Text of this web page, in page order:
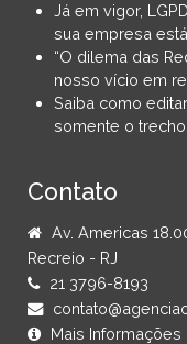
Já em vigor,
sua empresa
“O dilema das
nosso vício em
Saiba como
somente o
Contato
Av. Americas
Recreio - RJ
21 3796-8193
Mais Informações